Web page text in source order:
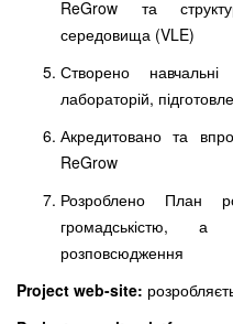
ReGrow та
середовища (VLE)
Створено
лабораторій,
Акредитовано та
ReGrow
Розроблено План
громадськістю, а
розповсюдження
Project web-site: